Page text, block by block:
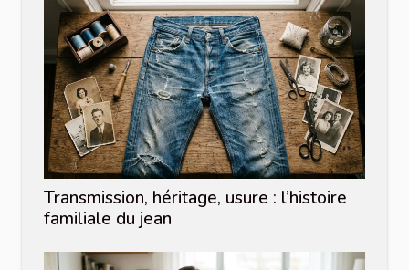
Transmission, héritage, usure : l’histoire
familiale du jean